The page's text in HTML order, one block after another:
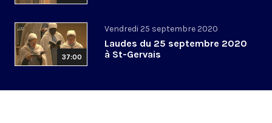
37:00
Vendredi 25 septembre 2020
Laudes du 25 septembre 2020
à St-Gervais